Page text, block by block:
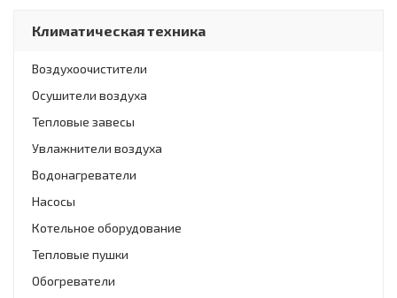
Все категории
Компьютеры и оргтехника
Телевизоры
Климатическая техника
Встраиваемая техника
Инструменты и техника
Товары для дома
Климатическая техника
Встраиваемая техника
Крупнобытовая техника
Мелкая бытовая техника
Климатическая техника
Воздухоочистители
Осушители воздуха
Тепловые завесы
Увлажнители воздуха
Водонагреватели
Насосы
Котельное оборудование
Тепловые пушки
Обогреватели